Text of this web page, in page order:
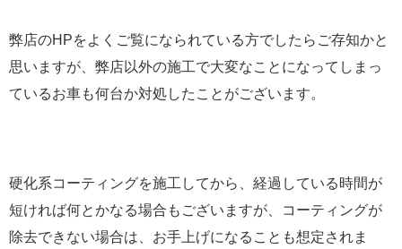
弊店のHPをよくご覧になられている方でしたらご存知かと
思いますが、弊店以外の施工で大変なことになってしまっ
ているお車も何台か対処したことがございます。
硬化系コーティングを施工してから、経過している時間が
短ければ何とかなる場合もございますが、コーティングが
除去できない場合は、お手上げになることも想定されま